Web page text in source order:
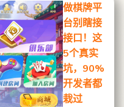
做棋牌平
台别瞎接
接口！这
5个真实
坑，90%
开发者都
栽过